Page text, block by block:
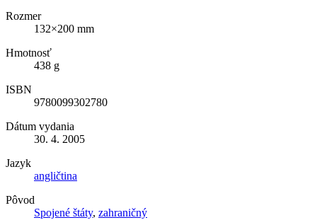
Rozmer
132×200 mm
Hmotnosť
438 g
ISBN
9780099302780
Dátum vydania
30. 4. 2005
Jazyk
angličtina
Pôvod
Spojené štáty, zahraničný